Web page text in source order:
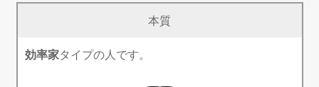
本質
効率家タイプの人です。